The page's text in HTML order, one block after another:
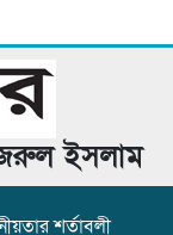
ইসলাম
শর্তাবলী